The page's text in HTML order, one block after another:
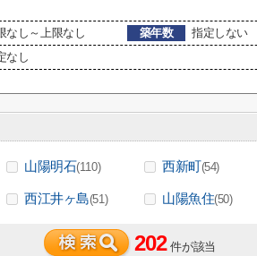
なし～上限なし 築年数
指定しない
なし
山陽明石(110) 西新町(54)
西江井ヶ島(51) 山陽魚住(50)
202 件が該当